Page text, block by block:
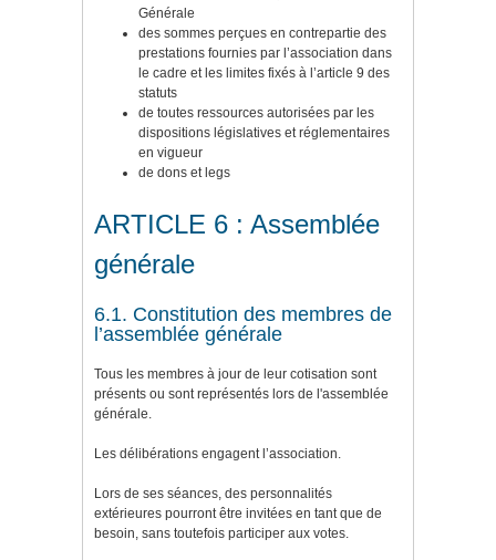
Générale
des sommes perçues en contrepartie des
prestations fournies par l’association dans
le cadre et les limites fixés à l’article 9 des
statuts
de toutes ressources autorisées par les
dispositions législatives et réglementaires
en vigueur
de dons et legs
ARTICLE 6 : Assemblée
générale
6.1. Constitution des membres de
l’assemblée générale
Tous les membres à jour de leur cotisation sont
présents ou sont représentés lors de l'assemblée
générale.
Les délibérations engagent l’association.
Lors de ses séances, des personnalités
extérieures pourront être invitées en tant que de
besoin, sans toutefois participer aux votes.